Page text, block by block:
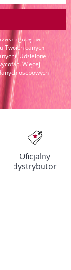
zgodę na
Twoich danych
Udzielone
Więcej
osobowych
Oficjalny
dystrybutor